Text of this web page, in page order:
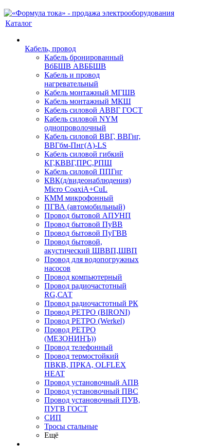
Каталог
Кабель, провод
Кабель бронированный
ВбБШВ АВББШВ
Кабель и провод
нагревательный
Кабель монтажный МГШВ
Кабель монтажный МКШ
Кабель силовой АВВГ ГОСТ
Кабель силовой NYM
однопроволочный
Кабель силовой ВВГ, ВВГнг,
ВВГбм-Пнг(А)-LS
Кабель силовой гибкий
КГ,КВВГ,ПРС,РПШ
Кабель силовой ППГнг
КВК(д/видеонаблюдения)
Micro CoaxiA+CuL
КММ микрофонный
ПГВА (автомобильный)
Провод бытовой АПУНП
Провод бытовой ПуВВ
Провод бытовой ПуГВВ
Провод бытовой,
акустический ШВВП,ШВП
Провод для водопогружных
насосов
Провод компьютерный
Провод радиочастотный
RG,САТ
Провод радиочастотный РК
Провод РЕТРО (BIRONI)
Провод РЕТРО (Werkel)
Провод РЕТРО
(МЕЗОНИНЪ))
Провод телефонный
Провод термостойкий
ПВКВ, ПРКА, OLFLEX
HEAT
Провод установочный АПВ
Провод установочный ПВС
Провод установочный ПУВ,
ПУГВ ГОСТ
СИП
Тросы стальные
Ещё